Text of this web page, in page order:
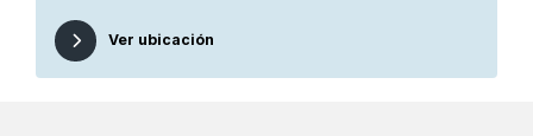
Ver ubicación